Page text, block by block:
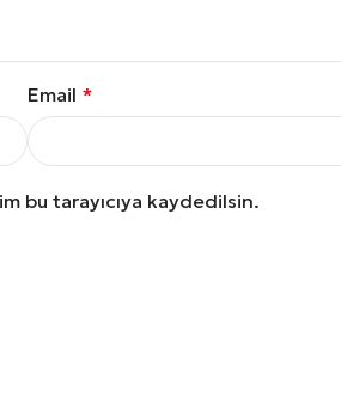
Email *
bu tarayıcıya kaydedilsin.